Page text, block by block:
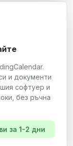
и документи
софтуер и
без ръчна
за 1-2 дни